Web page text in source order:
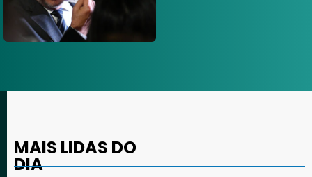
MAIS LIDAS DO
DIA